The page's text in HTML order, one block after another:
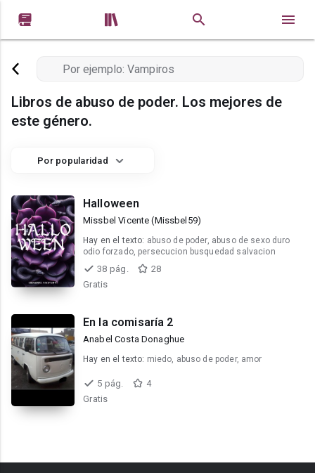
 
Libros de abuso de poder. Los mejores de
este género.
Por popularidad
Halloween
Missbel Vicente (Missbel59)
Hay en el texto: abuso de poder, abuso de sexo duro
odio forzado, persecucion busquedad salvacion
38 pág.
28
Gratis
En la comisaría 2
Anabel Costa Donaghue
Hay en el texto: miedo, abuso de poder, amor
5 pág.
4
Gratis